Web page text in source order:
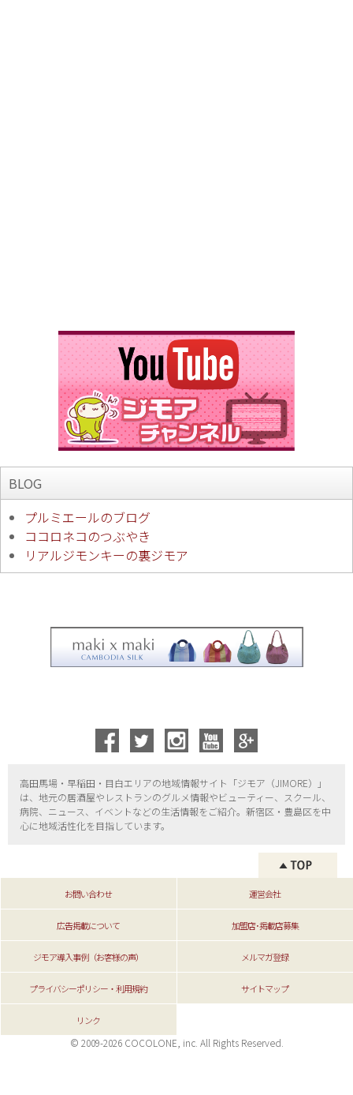
BLOG
プルミエールのブログ
ココロネコのつぶやき
リアルジモンキーの裏ジモア
高田馬場・早稲田・目白エリアの地域情報サイト「ジモア（JIMORE）」
は、地元の居酒屋やレストランのグルメ情報やビューティー、
スクール、
病院、ニュース、イベントなどの生活情報をご紹介。新宿区・ 豊島区を中
心に地域活性化を目指しています。
お問い合わせ 運営会社
広告掲載について 加盟店･掲載店募集
ジモア導入事例（お客様の声） メルマガ登録
プライバシーポリシー・利用規約 サイトマップ
リンク
© 2009-2026 COCOLONE, inc. All Rights Reserved.